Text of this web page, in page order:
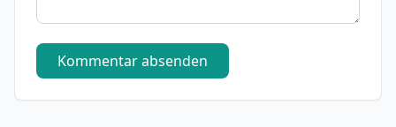
Kommentar absenden